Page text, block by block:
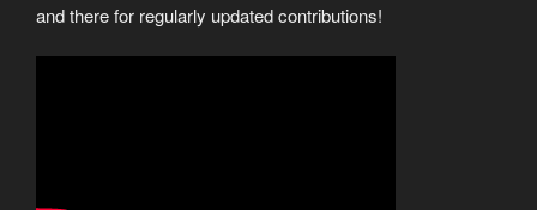
and there for regularly updated contributions!